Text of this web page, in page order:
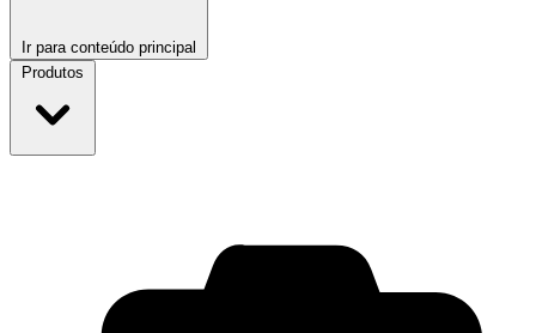
Ir para conteúdo principal
Produtos